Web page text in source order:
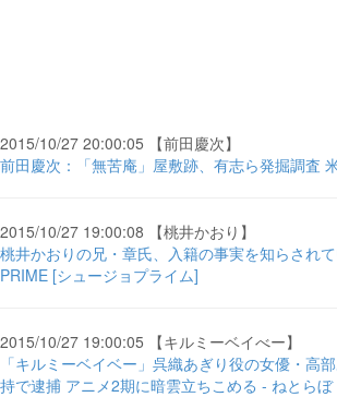
2015/10/27 20:00:05 【前田慶次】
前田慶次：「無苦庵」屋敷跡、有志ら発掘調査
2015/10/27 19:00:08 【桃井かおり】
桃井かおりの兄・章氏、入籍の事実を知らされ
PRIME [シュージョプライム]
2015/10/27 19:00:05 【キルミーベイべー】
「キルミーベイベー」呉織あぎり役の女優・高
持で逮捕 アニメ2期に暗雲立ちこめる - ねとらぼ